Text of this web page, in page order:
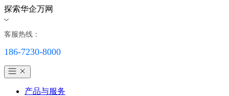
探索华企万网
客服热线：
186-7230-8000
产品与服务